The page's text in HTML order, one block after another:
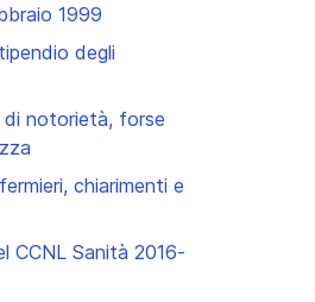
alterato. Esempi: uso di
1999
degli
notorietà, forse
chiarimenti e
CCNL Sanità 2016-